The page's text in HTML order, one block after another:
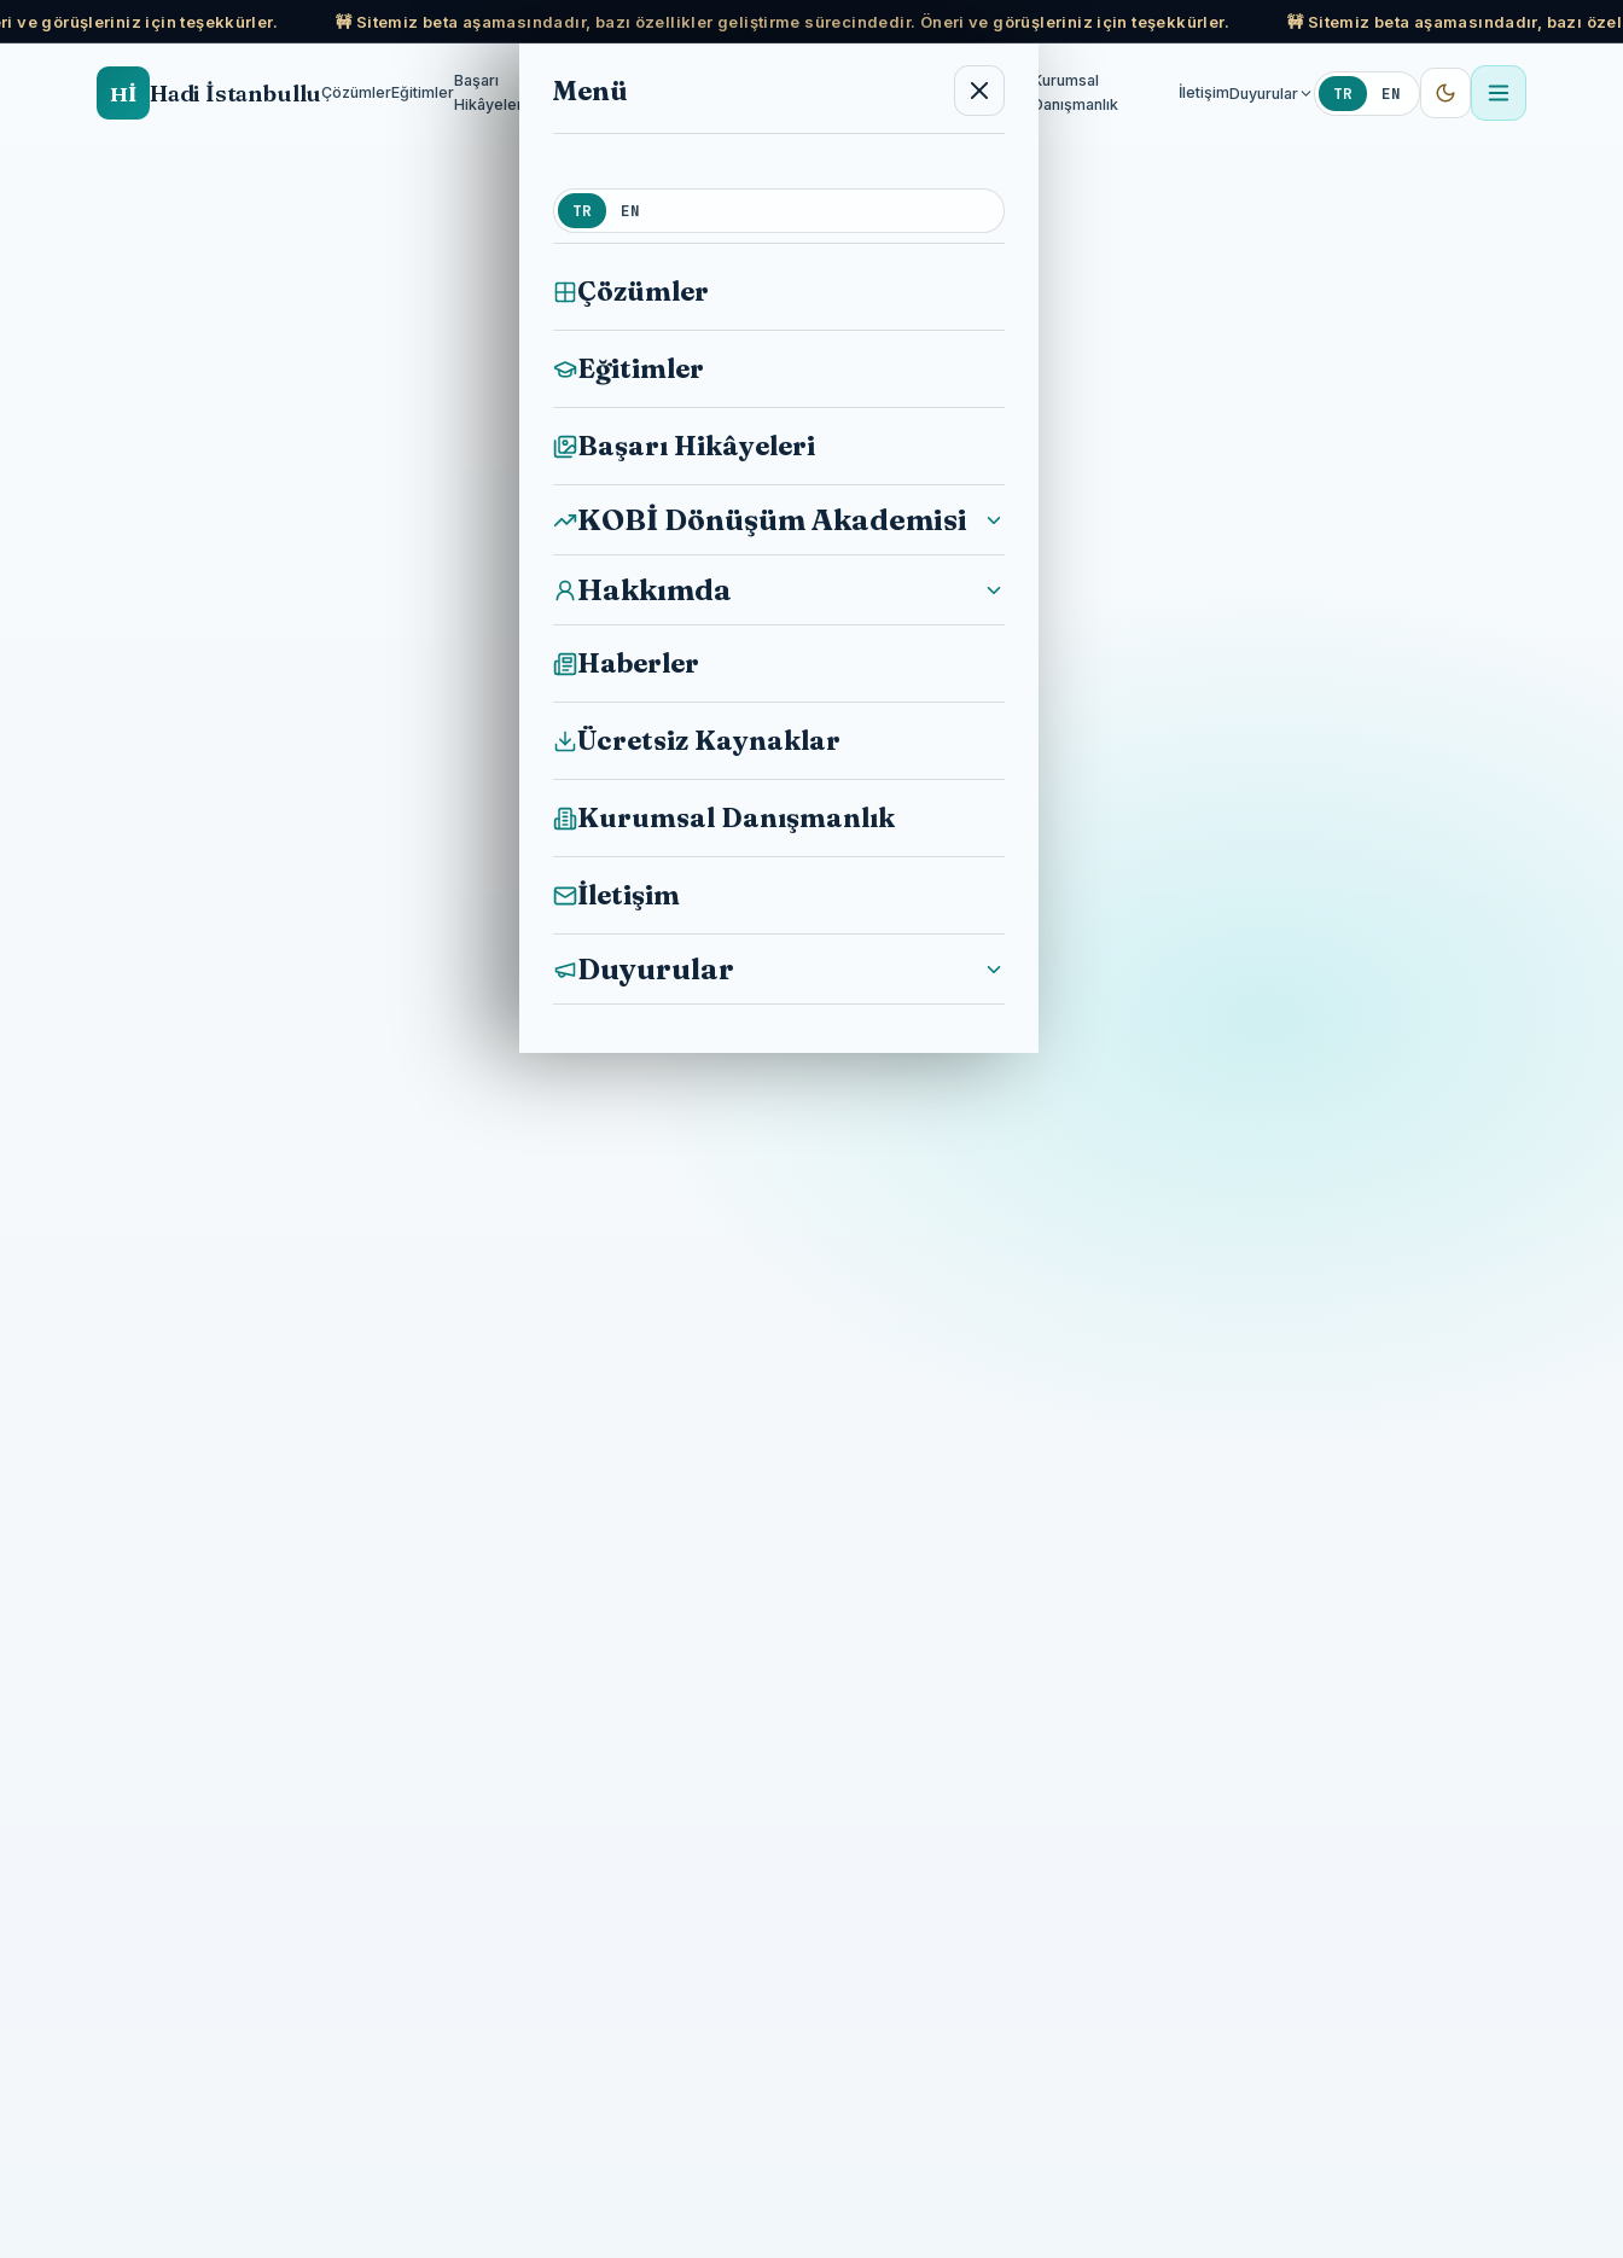
ve görüşleriniz için teşekkürler. 🚧 Sitemiz beta aşamasındadır, bazı özellikler geliştirme sürecindedir. Öneri ve görüşleriniz için teşekkürler. 🚧 Sitemiz beta aşamasındadır, bazı
Hİ Hadi İstanbulluÇözümlerEğitimler
Başarı
Hikâyeleri
KOBİ Dönüşüm
Akademisi
Ücretsiz
Kaynaklar
Kurumsal
Danışmanlık
İletişimDuyurular TR EN
Menü
TR EN
Çözümler
Eğitimler
Başarı Hikâyeleri
KOBİ Dönüşüm Akademisi
Hakkımda
Haberler
Ücretsiz Kaynaklar
Kurumsal Danışmanlık
İletişim
Duyurular